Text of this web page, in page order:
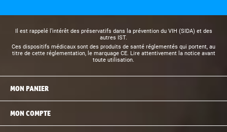
Il est rappelé l’intérêt des préservatifs dans la prévention du VIH (SIDA) et des
autres IST.
Ces dispositifs médicaux sont des produits de santé réglementés qui portent, au
titre de cette réglementation, le marquage CE. Lire attentivement la notice avant
toute utilisation.
MON PANIER
MON COMPTE